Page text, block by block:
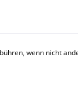
wenn nicht